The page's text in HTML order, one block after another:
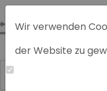
Wir verwenden
der Website zu